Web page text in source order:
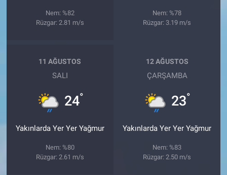
Nem: %82
Rüzgar: 2.81 m/s
Nem: %78
Rüzgar: 3.19 m/s
11 AĞUSTOS
SALI
24°
Yakınlarda Yer Yer Yağmur
Nem: %80
Rüzgar: 2.61 m/s
12 AĞUSTOS
ÇARŞAMBA
23°
Yakınlarda Yer Yer Yağmur
Nem: %83
Rüzgar: 2.50 m/s